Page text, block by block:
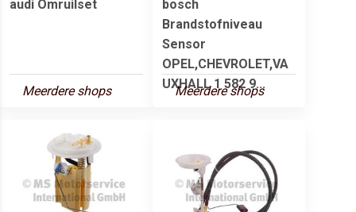
audi Omruilset
Meerdere shops
bosch
Brandstofniveau
Sensor
OPEL,CHEVROLET,VA
UXHALL 1 582 9...
Meerdere shops